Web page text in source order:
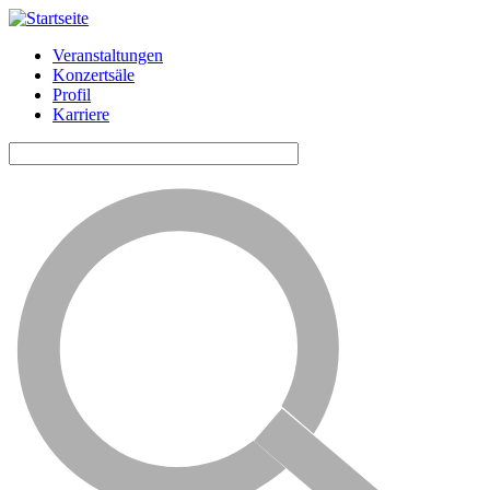
Horizontale
Navigation
ALG
Veranstaltungen
Konzertsäle
Profil
Karriere